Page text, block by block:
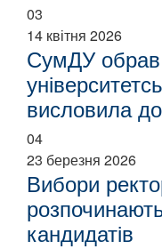
03
14 квітня 2026
СумДУ обрав
висловила
04
23 березня 2026
Вибори
кандидатів